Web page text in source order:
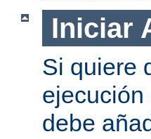
Iniciar
Si quiere
ejecución
debe